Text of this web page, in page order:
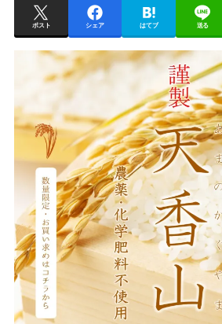
ポスト シェア はてブ 送る